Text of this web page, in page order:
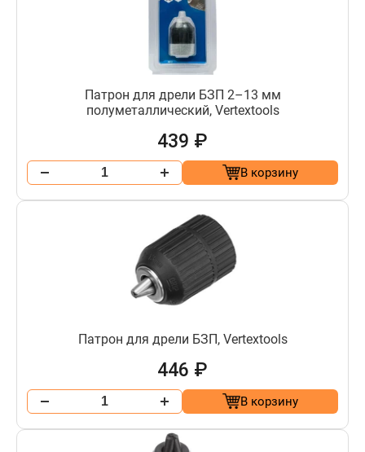
Патрон для дрели БЗП 2–13 мм
полуметаллический, Vertextools
439 ₽
В корзину
Патрон для дрели БЗП, Vertextools
446 ₽
В корзину